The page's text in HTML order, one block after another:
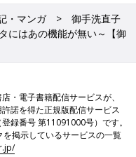
・マンガ
御手洗直子
にはあの機能が無い～【御
・電子書籍配信サービスが、
諾を得た正規版配信サービス
録番号 第11091000号）です。
を掲示しているサービスの一覧